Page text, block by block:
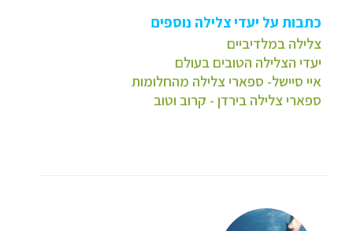
כתבות על יעדי צלילה נוספים
צלילה במלדיביים
יעדי הצלילה הטובים בעולם
איי סיישל- ספארי צלילה מהחלומות
ספארי צלילה בירדן - קרוב וטוב